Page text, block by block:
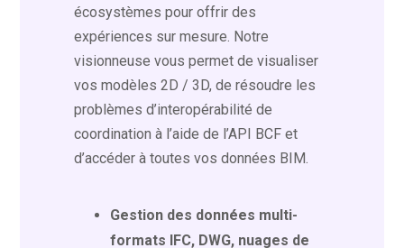
écosystèmes pour offrir des
expériences sur mesure. Notre
visionneuse vous permet de visualiser
vos modèles 2D / 3D, de résoudre les
problèmes d’interopérabilité de
coordination à l’aide de l’API BCF et
d’accéder à toutes vos données BIM.
Gestion des données multi-
formats IFC, DWG, nuages de